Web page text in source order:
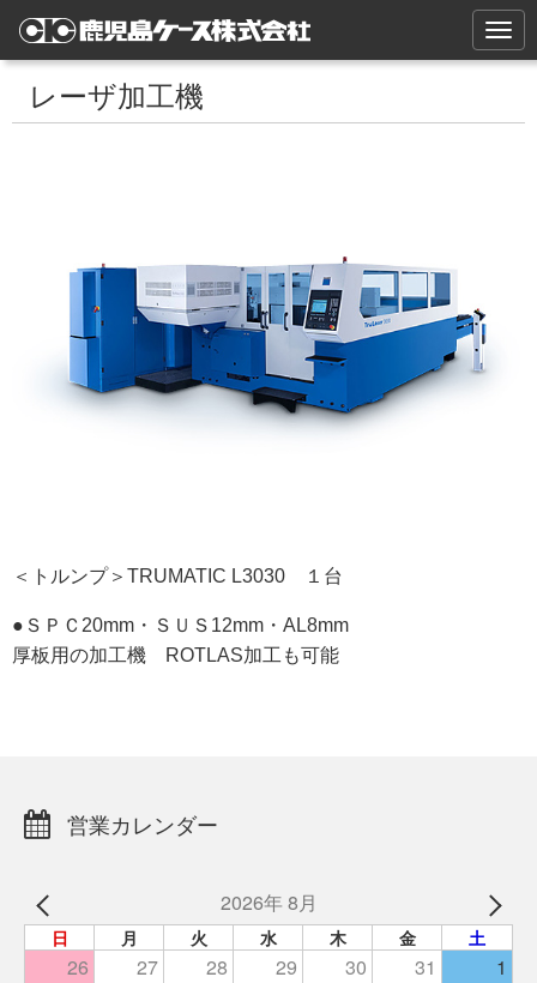
N
a
v
a
レーザ加工機
＜トルンプ＞TRUMATIC L3030 １台
●ＳＰＣ20mm・ＳＵＳ12mm・AL8mm
厚板用の加工機 ROTLAS加工も可能
営業カレンダー
2026年 8月
日 月 火 水 木 金 土
26 27 28 29 30 31 1